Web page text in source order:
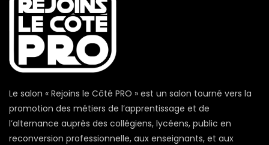
Le salon « Rejoins le Côté PRO » est un salon tourné vers la
promotion des métiers de l’apprentissage et de
l’alternance auprès des collégiens, lycéens, public en
reconversion professionnelle, aux enseignants, et aux